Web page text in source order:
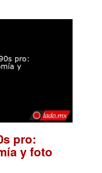
pro:
y foto